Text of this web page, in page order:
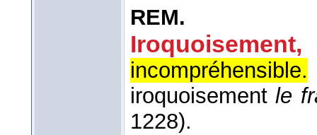
REM.
Iroquoisement,
incompréhensible.
iroquoisementle
1228).